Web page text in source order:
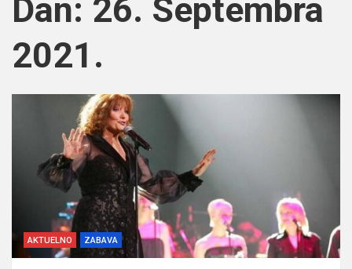
Dan: 26. Septembra
2021.
AKTUELNO ZABAVA